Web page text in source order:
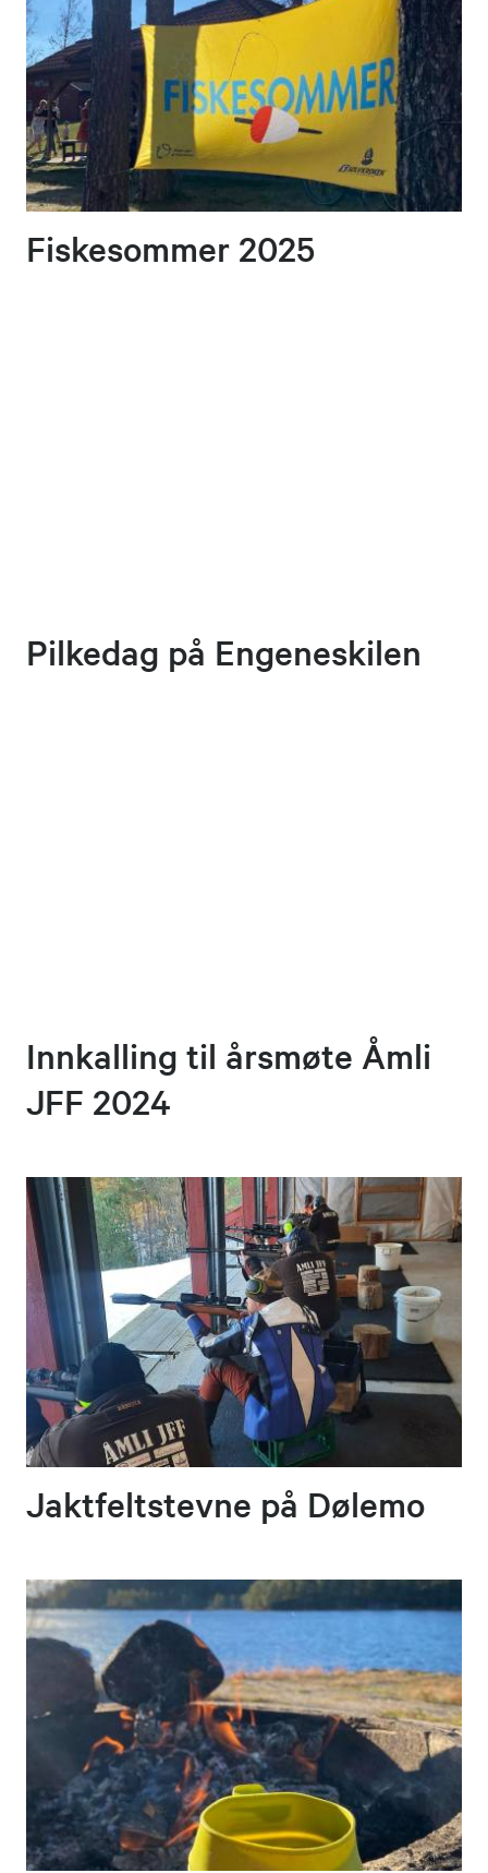
Fiskesommer 2025
Pilkedag på Engeneskilen
Innkalling til årsmøte Åmli
JFF 2024
Jaktfeltstevne på Dølemo